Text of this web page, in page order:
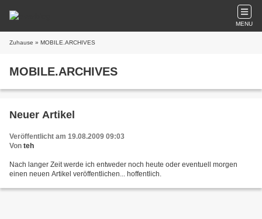
MENU
Zuhause » MOBILE.ARCHIVES
MOBILE.ARCHIVES
Neuer Artikel
Veröffentlicht am 19.08.2009 09:03
Von teh
Nach langer Zeit werde ich entweder noch heute oder eventuell morgen
einen neuen Artikel veröffentlichen... hoffentlich.